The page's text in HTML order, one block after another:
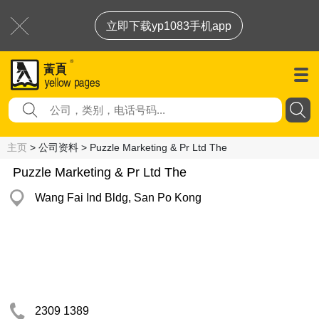
立即下载yp1083手机app
主页 > 公司资料 > Puzzle Marketing & Pr Ltd The
Puzzle Marketing & Pr Ltd The
Wang Fai Ind Bldg, San Po Kong
2309 1389